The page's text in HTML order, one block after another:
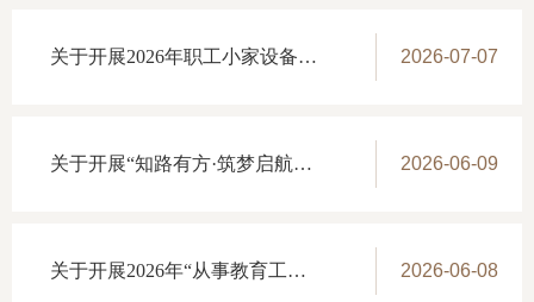
关于开展2026年职工小家设备盘点的通知 2026-07-07
关于开展“知路有方·筑梦启航”高考志愿填报专题讲座的通知 2026-06-09
关于开展2026年“从事教育工作三十年”统计工作的通知 2026-06-08